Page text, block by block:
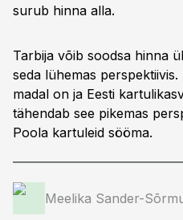
surub hinna alla.
Tarbija võib soodsa hinna
seda lühemas
madal on ja Eesti
tähendab see pikemas
Poola kartuleid sööma.
Meelika Sander-